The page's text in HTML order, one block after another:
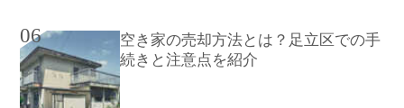
06
空き家の売却方法とは？足立区での手
続きと注意点を紹介